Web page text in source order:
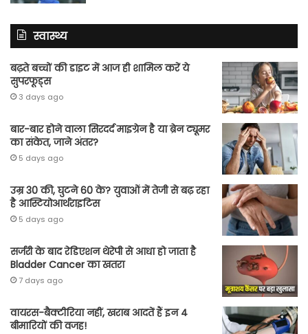
स्वास्थ्य
बढ़ते बच्चों की डाइट में आज ही शामिल करें ये
सुपरफूड्स
3 days ago
बार-बार होने वाला सिरदर्द माइग्रेन है या ब्रेन ट्यूमर
का संकेत, जाने अंतर?
5 days ago
उम्र 30 की, घुटने 60 के? युवाओं में तेजी से बढ़ रहा
है आस्टियोआर्थराइटिस
5 days ago
सर्जरी के बाद रेडिएशन थेरेपी से आधा हो जाता है
Bladder Cancer का खतरा
7 days ago
वायरस-बैक्टीरिया नहीं, खराब आदतें हैं इन 4
बीमारियों की वजह!